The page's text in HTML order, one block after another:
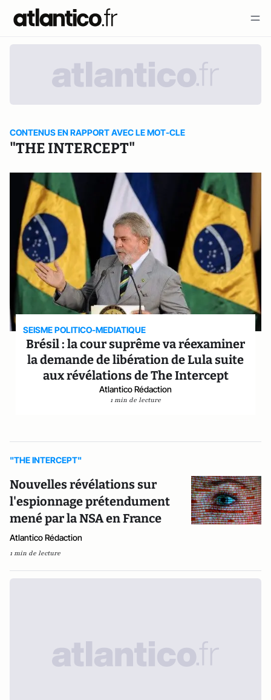
CONTENUS EN RAPPORT AVEC LE MOT-CLE
"THE INTERCEPT"
SEISME POLITICO-MEDIATIQUE
Brésil : la cour suprême va réexaminer
la demande de libération de Lula suite
aux révélations de The Intercept
Atlantico Rédaction
1 min de lecture
"THE INTERCEPT"
Nouvelles révélations sur
l'espionnage prétendument
mené par la NSA en France
Atlantico Rédaction
1 min de lecture